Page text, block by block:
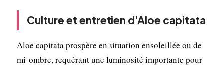
Culture et entretien d'Aloe capitata
Aloe capitata prospère en situation ensoleillée ou de
mi-ombre, requérant une luminosité importante pour